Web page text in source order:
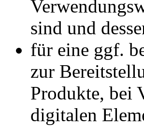
sind und
für eine ggf.
zur
Produkte, bei
digitalen